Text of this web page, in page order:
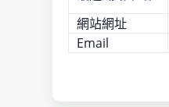
網站網址
Email